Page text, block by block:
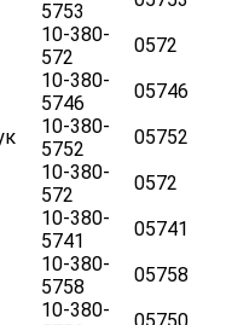
5753
10-380-
572
0572
10-380-
5746
05746
10-380-
5752
05752
10-380-
572
0572
10-380-
5741
05741
10-380-
5758
05758
10-380-
05750